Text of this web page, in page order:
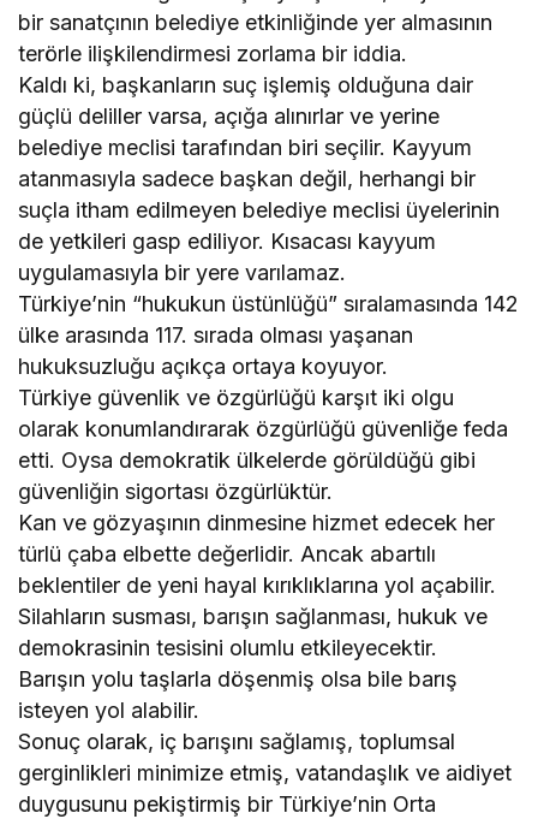
bir sanatçının belediye etkinliğinde yer almasının
terörle ilişkilendirmesi zorlama bir iddia.
Kaldı ki, başkanların suç işlemiş olduğuna dair
güçlü deliller varsa, açığa alınırlar ve yerine
belediye meclisi tarafından biri seçilir. Kayyum
atanmasıyla sadece başkan değil, herhangi bir
suçla itham edilmeyen belediye meclisi üyelerinin
de yetkileri gasp ediliyor. Kısacası kayyum
uygulamasıyla bir yere varılamaz.
Türkiye’nin “hukukun üstünlüğü” sıralamasında 142
ülke arasında 117. sırada olması yaşanan
hukuksuzluğu açıkça ortaya koyuyor.
Türkiye güvenlik ve özgürlüğü karşıt iki olgu
olarak konumlandırarak özgürlüğü güvenliğe feda
etti. Oysa demokratik ülkelerde görüldüğü gibi
güvenliğin sigortası özgürlüktür.
Kan ve gözyaşının dinmesine hizmet edecek her
türlü çaba elbette değerlidir. Ancak abartılı
beklentiler de yeni hayal kırıklıklarına yol açabilir.
Silahların susması, barışın sağlanması, hukuk ve
demokrasinin tesisini olumlu etkileyecektir.
Barışın yolu taşlarla döşenmiş olsa bile barış
isteyen yol alabilir.
Sonuç olarak, iç barışını sağlamış, toplumsal
gerginlikleri minimize etmiş, vatandaşlık ve aidiyet
duygusunu pekiştirmiş bir Türkiye’nin Orta